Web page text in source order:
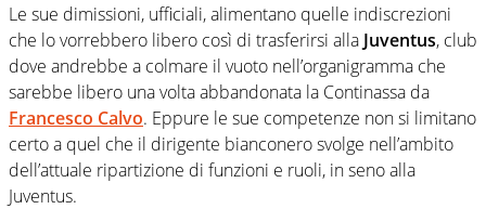
Le sue dimissioni, ufficiali, alimentano quelle indiscrezioni
che lo vorrebbero libero così di trasferirsi alla Juventus, club
dove andrebbe a colmare il vuoto nell’organigramma che
sarebbe libero una volta abbandonata la Continassa da
Francesco Calvo. Eppure le sue competenze non si limitano
certo a quel che il dirigente bianconero svolge nell’ambito
dell’attuale ripartizione di funzioni e ruoli, in seno alla
Juventus.